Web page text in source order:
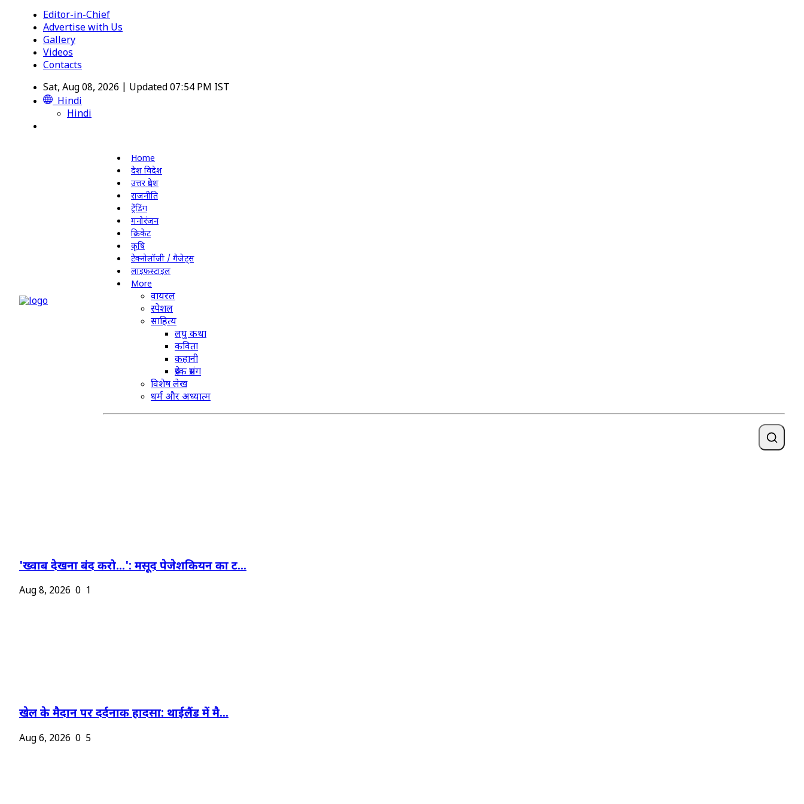
Editor-in-Chief
Advertise with Us
Gallery
Videos
Contacts
Sat, Aug 08, 2026 | Updated 07:54 PM IST
Hindi
Hindi
Home
देश विदेश
उत्तर प्रदेश
राजनीति
ट्रेंडिंग
मनोरंजन
क्रिकेट
कृषि
टेक्नोलॉजी / गैजेट्स
लाइफस्टाइल
More
वायरल
स्पेशल
साहित्य
लघु कथा
कविता
कहानी
प्रेरक प्रसंग
विशेष लेख
धर्म और अध्यात्म
'ख्वाब देखना बंद करो...': मसूद पेजेशकियन का ट...
Aug 8, 2026 0 1
खेल के मैदान पर दर्दनाक हादसा: थाईलैंड में मै...
Aug 6, 2026 0 5